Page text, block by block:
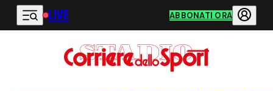
Vai al contenuto principale
LIVE ABBONATI ORA